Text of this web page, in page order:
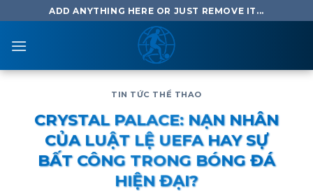
to
content
ADD ANYTHING HERE OR JUST REMOVE IT...
TIN TỨC THỂ THAO
CRYSTAL PALACE: NẠN NHÂN
CỦA LUẬT LỆ UEFA HAY SỰ
BẤT CÔNG TRONG BÓNG ĐÁ
HIỆN ĐẠI?